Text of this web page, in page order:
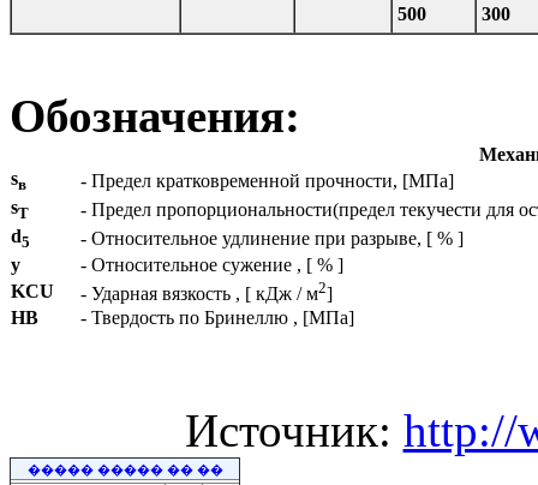
500
300
Обозначения:
sв
- Предел кратковременной прочности, [МПа]
sT
- Предел пропорциональности(предел текучести для
d5
- Относительное удлинение при разрыве, [ % ]
y
- Относительное сужение , [ % ]
KCU
- Ударная вязкость , [ кДж / м2]
HB
- Твердость по Бринеллю , [МПа]
Источник: http://
����� ����� �� ��